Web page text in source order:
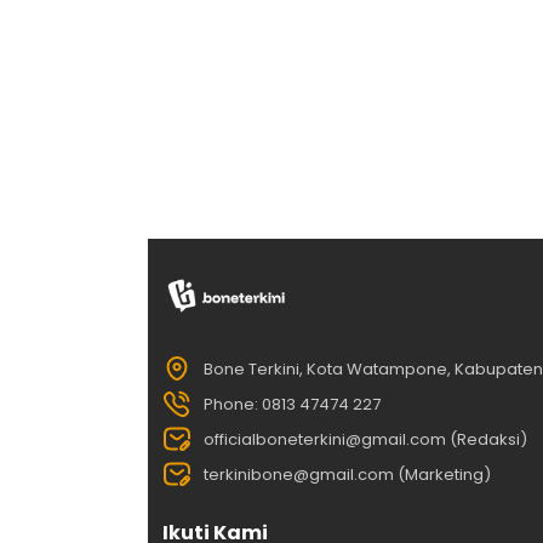
Bone Terkini, Kota Watampone,
Phone: 0813 47474 227
officialboneterkini@gmail.com (Redaksi)
terkinibone@gmail.com (Marketing)
Ikuti Kami